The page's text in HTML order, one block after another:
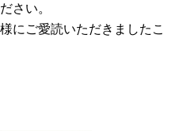
さい。
にご愛読いただきましたこ